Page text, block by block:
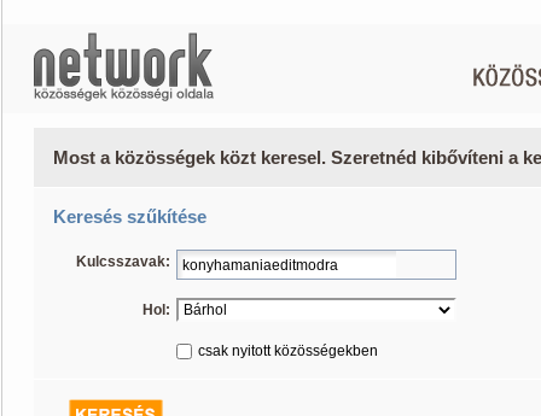
Most a közösségek közt keresel. Szeretnéd kibővíteni a
Keresés szűkítése
Kulcsszavak:
Hol:
csak nyitott közösségekben